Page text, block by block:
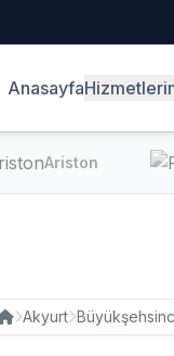
Anasayfa
Ariston
Akyurt